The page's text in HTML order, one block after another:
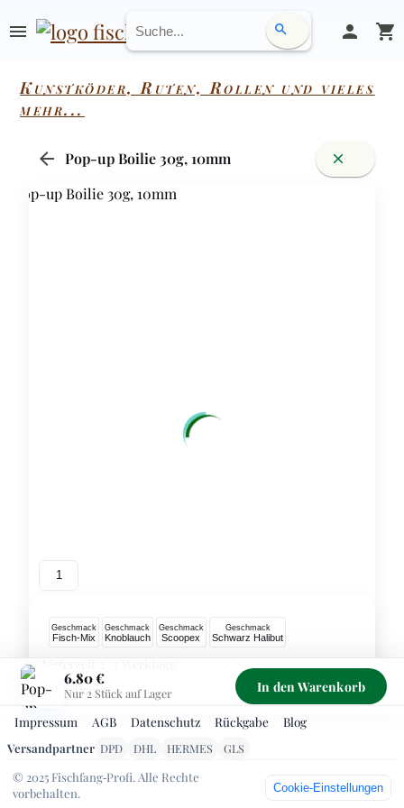
menu search person shopping_cart
Kunstköder, Ruten, Rollen und vieles
mehr...
arrow_back Pop-up Boilie 30g, 10mm close
1
Geschmack
Fisch-Mix
Geschmack
Knoblauch
Geschmack
Scoopex
Geschmack
Schwarz Halibut
Lieferzeit 2–3 Werktage
Preis 6.80 €
inkl. MwSt., zzgl. Versand
Sichere Zahlung über PayPal – Kreditkarte/SEPA ohne
PayPal‑Konto möglich. Kostenloser Versand ab 99 €
- 1 +
6.80 €
Nur 2 Stück auf Lager In den Warenkorb
Impressum AGB Datenschutz Rückgabe Blog
Versandpartner DPD DHL HERMES
GLS
© 2025 Fischfang‑Profi. Alle Rechte
vorbehalten.
Cookie‑Einstellungen